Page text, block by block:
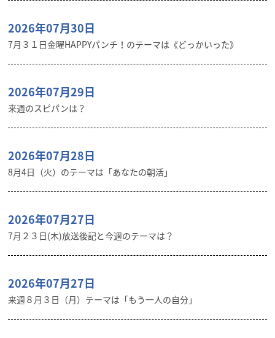
2026年07月30日
7月３１日金曜HAPPYパンチ！のテーマは《どっかいった》
2026年07月29日
来週のスピパンは？
2026年07月28日
8月4日（火）のテーマは「あなたの朝活」
2026年07月27日
7月２３日(木)放送後記と今週のテーマは？
2026年07月27日
来週８月３日（月）テーマは「もう一人の自分」